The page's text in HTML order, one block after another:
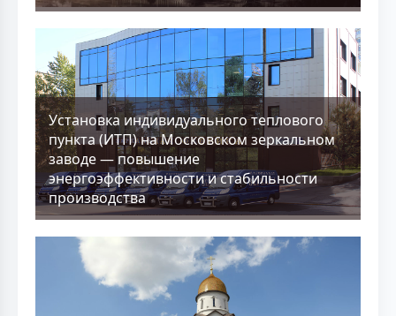
Установка индивидуального теплового
пункта (ИТП) на Московском зеркальном
заводе — повышение
энергоэффективности и стабильности
производства